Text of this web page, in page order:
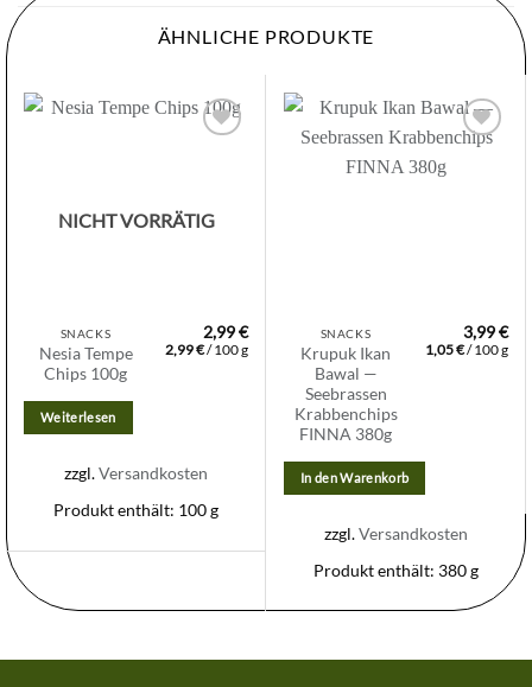
ÄHNLICHE PRODUKTE
NICHT VORRÄTIG
SNACKS
Nesia Tempe
Chips 100g
2,99€
2,99€/100g
Weiterlesen
zzgl.Versandkosten
Produkt enthält: 100g
Wunschliste
SNACKS
Krupuk Ikan
Bawal —
Seebrassen
Krabbenchips
FINNA 380g
3,99€
1,05€/100g
In den Warenkorb
zzgl.Versandkosten
Produkt enthält: 380g